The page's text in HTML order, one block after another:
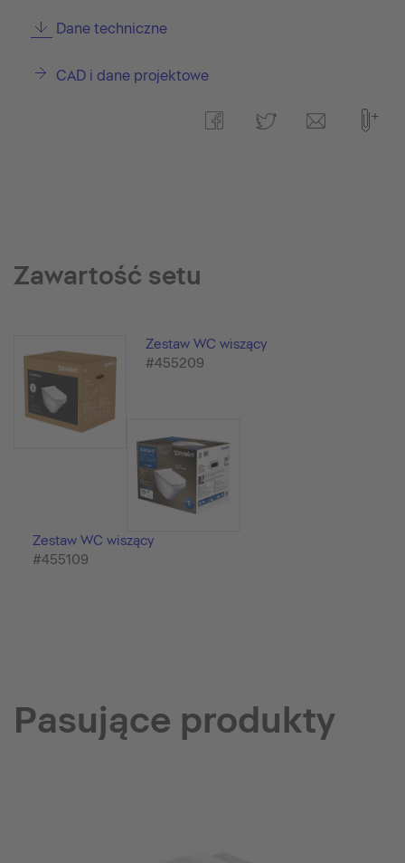
Dane techniczne
CAD i dane projektowe
Zawartość setu
Zestaw WC wiszący
#455209
Zestaw WC wiszący
#455109
Pasujące produkty